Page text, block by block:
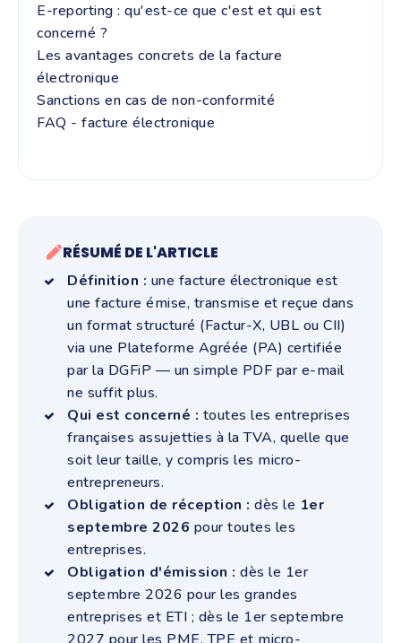
E-reporting : qu'est-ce que c'est et qui est
concerné ?
Les avantages concrets de la facture
électronique
Sanctions en cas de non-conformité
FAQ - facture électronique
RÉSUMÉ DE L'ARTICLE
Définition : une facture électronique est
une facture émise, transmise et reçue dans
un format structuré (Factur-X, UBL ou CII)
via une Plateforme Agréée (PA) certifiée
par la DGFiP — un simple PDF par e-mail
ne suffit plus.
Qui est concerné : toutes les entreprises
françaises assujetties à la TVA, quelle que
soit leur taille, y compris les micro-
entrepreneurs.
Obligation de réception : dès le 1er
septembre 2026 pour toutes les
entreprises.
Obligation d'émission : dès le 1er
septembre 2026 pour les grandes
entreprises et ETI ; dès le 1er septembre